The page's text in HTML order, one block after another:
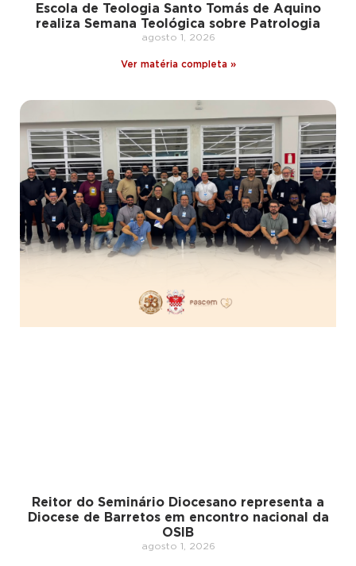
Escola de Teologia Santo Tomás de Aquino
realiza Semana Teológica sobre Patrologia
agosto 1, 2026
Ver matéria completa »
Reitor do Seminário Diocesano representa a
Diocese de Barretos em encontro nacional da
OSIB
agosto 1, 2026